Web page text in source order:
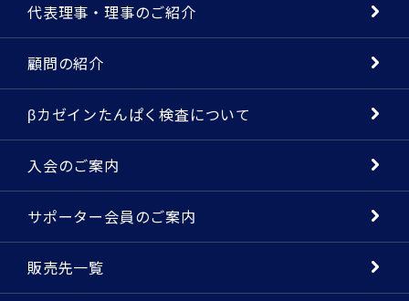
代表理事・理事のご紹介
顧問の紹介
βカゼインたんぱく検査について
入会のご案内
サポーター会員のご案内
販売先一覧